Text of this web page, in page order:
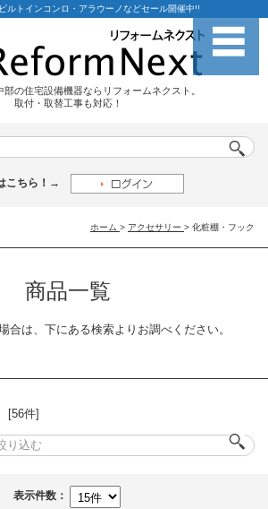
ルトインコンロ・アラウーノなどセール開催中!!
部の住宅設備機器ならリフォームネクスト。
取付・取替工事も対応！
こちら！→
ホーム > アクセサリー > 化粧棚・フック
商品一覧
合は、下にある検索よりお調べください。
[56件]
表示件数：